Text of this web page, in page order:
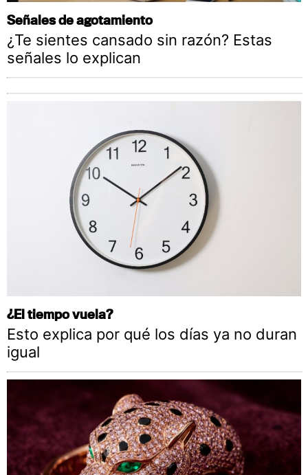
Señales de agotamiento
¿Te sientes cansado sin razón? Estas
señales lo explican
¿El tiempo vuela?
Esto explica por qué los días ya no duran
igual